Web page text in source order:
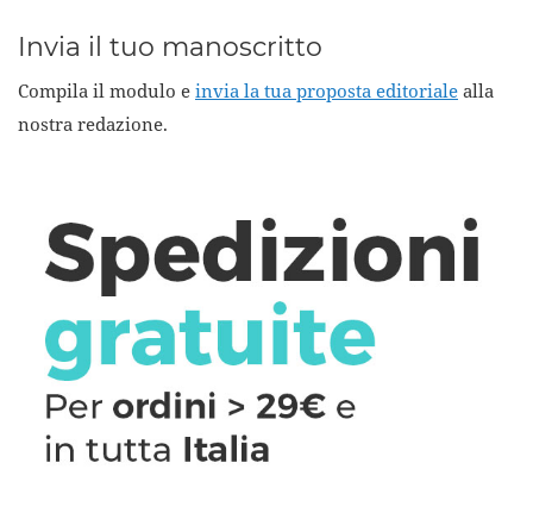
Invia il tuo manoscritto
Compila il modulo e invia la tua proposta editoriale alla
nostra redazione.